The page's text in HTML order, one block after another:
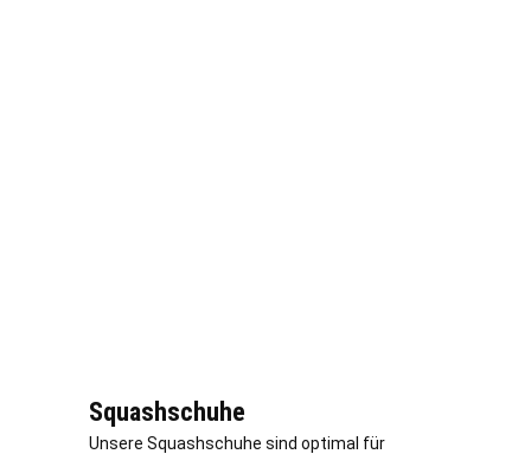
Squashschuhe
Unsere Squashschuhe sind optimal für